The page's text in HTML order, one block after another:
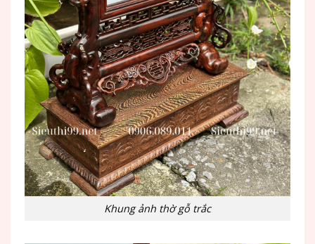
Khung ảnh thờ gỗ trắc